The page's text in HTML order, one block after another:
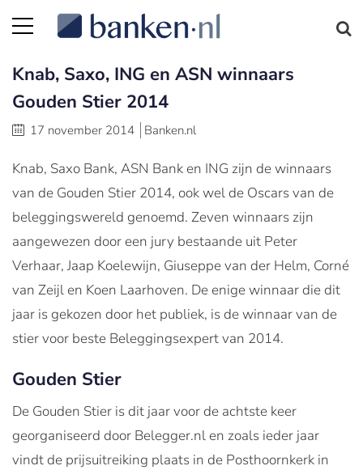
Knab, Saxo, ING en ASN winnaars
Gouden Stier 2014
17 november 2014 Banken.nl
Knab, Saxo Bank, ASN Bank en ING zijn de winnaars
van de Gouden Stier 2014, ook wel de Oscars van de
beleggingswereld genoemd. Zeven winnaars zijn
aangewezen door een jury bestaande uit Peter
Verhaar, Jaap Koelewijn, Giuseppe van der Helm, Corné
van Zeijl en Koen Laarhoven. De enige winnaar die dit
jaar is gekozen door het publiek, is de winnaar van de
stier voor beste Beleggingsexpert van 2014.
Gouden Stier
De Gouden Stier is dit jaar voor de achtste keer
georganiseerd door Belegger.nl en zoals ieder jaar
vindt de prijsuitreiking plaats in de Posthoornkerk in